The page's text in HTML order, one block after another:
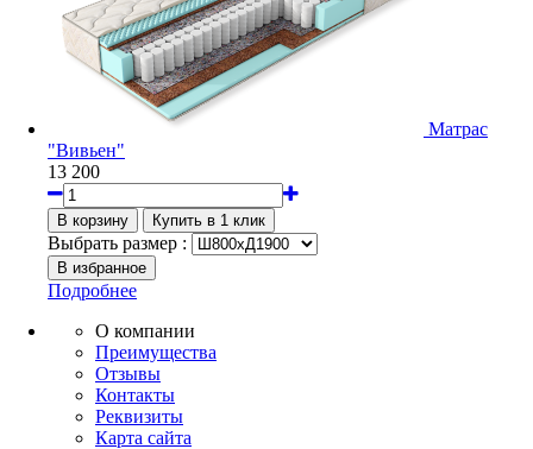
Матрас
"Вивьен"
13 200
Выбрать размер :
Подробнее
О компании
Преимущества
Отзывы
Контакты
Реквизиты
Карта сайта